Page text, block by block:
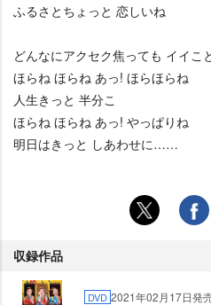
ふるさとちょっと 恋しいね
どんなにアクセク焦っても イイこ
ほらね ほらね あっ! ほらほらね
人生きっと 半分こ
ほらね ほらね あっ! やっぱりね
明日はきっと しあわせに……
収録作品
DVD 2021年02月17日発